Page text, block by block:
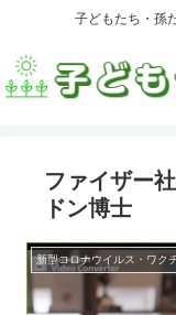
子どもたち・孫
ファイザー
ドン博士
新型コロナウイルス・ワク